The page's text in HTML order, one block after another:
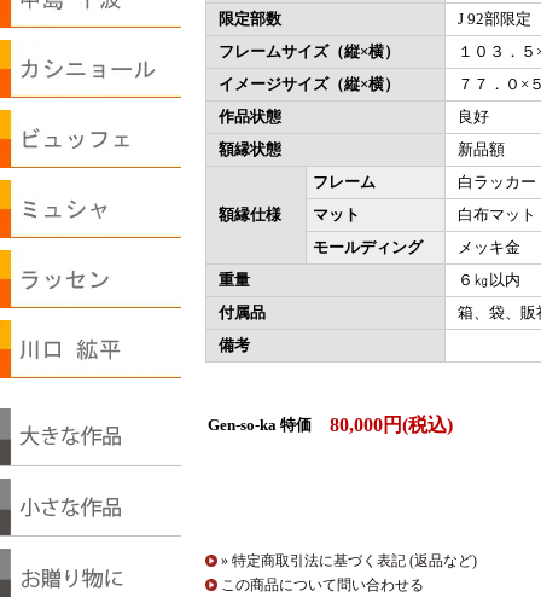
限定部数
J 92部限定
フレームサイズ（縦×横）
１０３．
イメージサイズ（縦×横）
７７．０×
作品状態
良好
額縁状態
新品額
額縁仕様
フレーム
白ラッカー
マット
白布マット
モールディング
メッキ金
重量
６㎏以内
付属品
箱、袋、販
備考
Gen-so-ka 特価 80,000円(税込)
» 特定商取引法に基づく表記 (返品など)
この商品について問い合わせる